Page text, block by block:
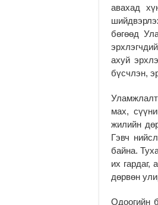
авахад
бөгөөд
ахуй
бүсчлэн,
мах,
жилийн
Гэвч
байна.
их гардаг,
дөрвөн
Одоогийн